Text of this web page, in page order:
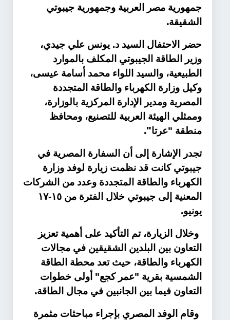
جمهورية مصر العربية وجمهورية جيبوتي
الشقيقة.
حضر الاحتفال السيد د. يونس علي جيدي،
وزير الطاقة الجيبوتي المكلف بالموارد
الطبيعية، والسيد اللواء محمد أسامة عيسى،
وكيل وزارة الكهرباء والطاقة المتجددة
المصرية ومدير الإدارة المركزية بالوزارة،
وممثلي الهيئة العربية للتصنيع، ومحافظ
منطقة "عرتا".
تجدر الإشارة إلى أن السفارة المصرية في
جيبوتي كانت قد نظمت زيارة لوفد وزارة
الكهرباء والطاقة المتجددة وعدد من الشركات
المعنية إلى جيبوتي خلال الفترة من ١٥-١٧
يونيو.
وخلال الزيارة، تم التأكيد على أهمية تعزيز
التعاون بين البلدين الشقيقين في مجالات
الكهرباء والطاقة، حيث تعد محطة الطاقة
الشمسية بقرية "عمر كجع" أولى خطوات
التعاون فيما بين الجانبين في مجال الطاقة.
وقام الوفد المصري بإجراء مباحثات مثمرة